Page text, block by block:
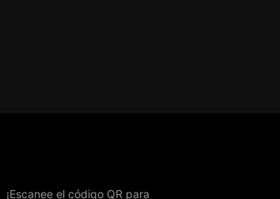
¡Escanee el código QR para